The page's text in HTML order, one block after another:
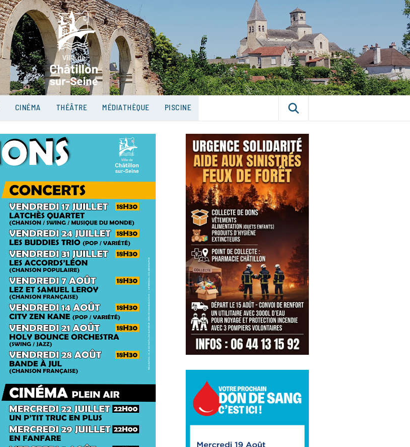
VILLE DE CHÂTILLON-
SUR-SEINE
CINÉMA THÉÂTRE MÉDIATHÈQUE PISCINE